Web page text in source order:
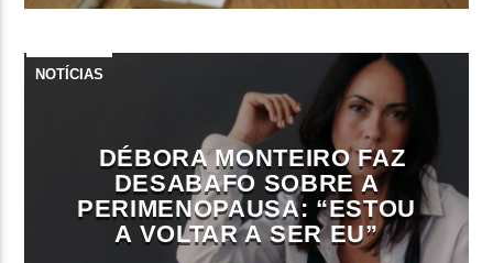
NOTÍCIAS
DÉBORA MONTEIRO FAZ
DESABAFO SOBRE A
PERIMENOPAUSA: “ESTOU
A VOLTAR A SER EU”